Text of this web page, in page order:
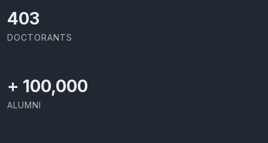
426
DOCTORANTS
+ 100,000
ALUMNI